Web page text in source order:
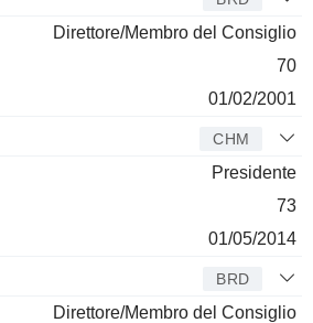
Direttore/Membro del Consiglio
70
01/02/2001
CHM
Presidente
73
01/05/2014
BRD
Direttore/Membro del Consiglio